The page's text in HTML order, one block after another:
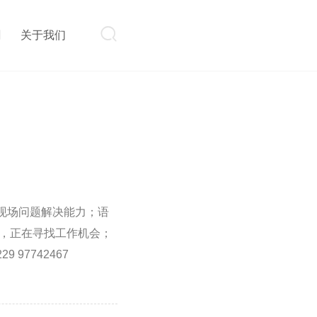

关于我们
场问题解决能力；语
正在寻找工作机会；
97742467